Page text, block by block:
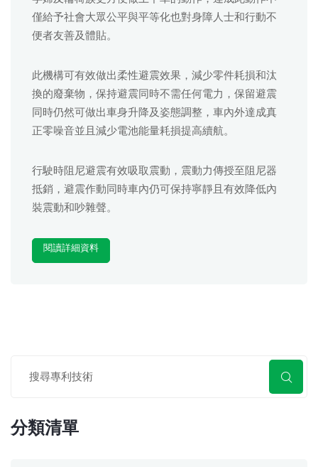
僅給予社會大眾公平與平等化也對身障人士和行動不
便者友善及體貼。
此機構可有效做出柔性避震效果，減少零件耗損和汰
換的廢棄物，保持避震同時不需任何電力，保留避震
同時仍然可做出車身升降及姿態調整，車內外達成真
正零噪音並且減少電池能量耗損提高續航。
行駛時阻尼避震有效吸取震動，震動力傳授至阻尼器
抵銷，避震作動同時車內仍可保持寧靜且有效降低內
裝震動和吵雜聲。
閱讀詳細資料
分類清單